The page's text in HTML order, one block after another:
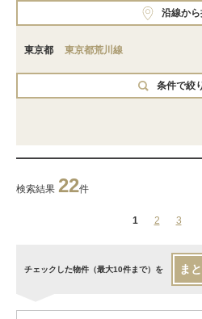
沿線か
東京都 東京都荒川線
条件で絞
検索結果 22件
1 2 3
チェックした物件（最大10件まで）を ま